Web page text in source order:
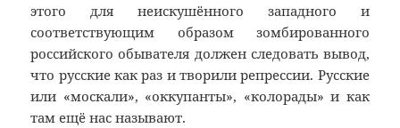
этого для неискушённого западного и
соответствующим образом зомбированного
российского обывателя должен следовать вывод,
что русские как раз и творили репрессии. Русские
или «москали», «оккупанты», «колорады» и как
там ещё нас называют.